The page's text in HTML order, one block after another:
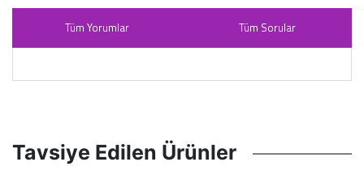
Tüm Yorumlar Tüm Sorular
Tavsiye Edilen Ürünler